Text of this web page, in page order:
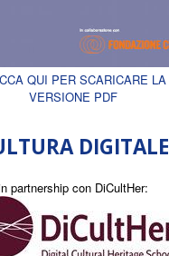
QUI PER SCARICARE LA
VERSIONE PDF
DIGITALE
partnership con DiCultHer: